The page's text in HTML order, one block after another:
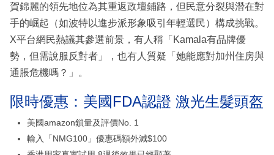
賀錦麗的領先地位為其重返政壇鋪路，但民意分裂與潛在對
手的崛起（如波特以進步派形象吸引年輕選民）構成挑戰。
X平台網民熱議其參選前景，有人稱「Kamala有品牌優
勢，但需說服反對者」，也有人質疑「她能應對加州住房與
通脹危機嗎？」。
限時優惠：美國FDA認證 激光生髮頭盔
美國amazon鎖量及評價No. 1
輸入「NMG100」優惠碼額外減$100